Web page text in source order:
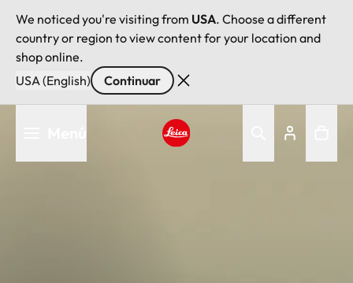
We noticed you're visiting from USA. Choose a different
country or region to view content for your location and
shop online.
USA (English)
Continuar